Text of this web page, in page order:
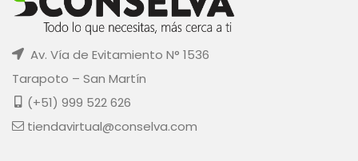
Av. Vía de Evitamiento N° 1536
Tarapoto – San Martín
(+51) 999 522 626
tiendavirtual@conselva.com